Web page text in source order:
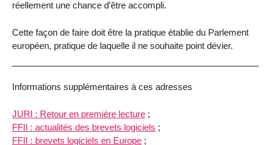
réellement une chance d’être accompli.
Cette façon de faire doit être la pratique établie du Parlement
européen, pratique de laquelle il ne souhaite point dévier.
Informations supplémentaires à ces adresses
JURI : Retour en première lecture ;
FFII : actualités des brevets logiciels ;
FFII : brevets logiciels en Europe ;